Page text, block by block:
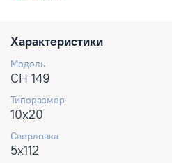
Характеристики
Модель
CH 149
Типоразмер
10x20
Сверловка
5x112